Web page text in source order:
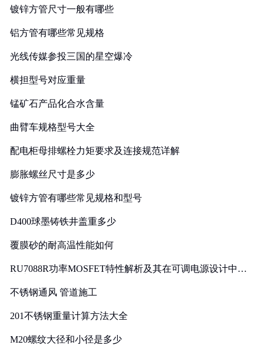
镀锌方管尺寸一般有哪些
铝方管有哪些常见规格
光线传媒参投三国的星空爆冷
横担型号对应重量
锰矿石产品化合水含量
曲臂车规格型号大全
配电柜母排螺栓力矩要求及连接规范详解
膨胀螺丝尺寸是多少
镀锌方管有哪些常见规格和型号
D400球墨铸铁井盖重多少
覆膜砂的耐高温性能如何
RU7088R功率MOSFET特性解析及其在可调电源设计中的
不锈钢通风 管道施工
201不锈钢重量计算方法大全
M20螺纹大径和小径是多少